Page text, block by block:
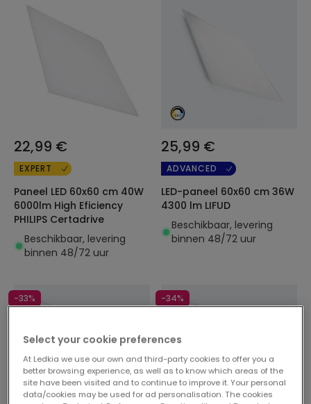
22,99 €
EXPERT
Paneel LED 60x60 cm 40W
6000lm High Eficiency
PHILIPS Certadrive
Beschikbaar, levering
binnen 48/72 uur
25,99 €
ADVANCED
LED-paneel 60x60 cm 36W
4300 lm LIFUD
Beschikbaar, levering
binnen 48/72 uur
-33% -34%
Select your cookie preferences
At Ledkia we use our own and third-party cookies to offer you a
better browsing experience, as well as to know which areas of the
site have been visited and to continue to improve it. Your personal
data/cookies may be used for ad personalisation. The cookies